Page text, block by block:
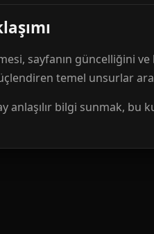
sayfanın güncelliğini ve
temel unsurlar
anlaşılır bilgi sunmak, bu